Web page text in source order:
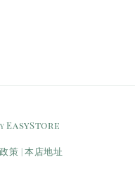
EasyStore
策 本店地址